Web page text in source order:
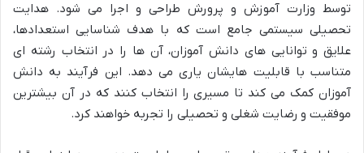
توسط وزارت آموزش و پرورش طراحی و اجرا می شود. هدایت
تحصیلی سیستمی جامع است که با هدف شناسایی استعدادها،
علایق و توانایی های دانش آموزان، آن ها را در انتخاب رشته ای
متناسب با قابلیت هایشان یاری می دهد. این فرآیند به دانش
آموزان کمک می کند تا مسیری را انتخاب کنند که در آن بیشترین
موفقیت و رضایت شغلی و تحصیلی را تجربه خواهند کرد.